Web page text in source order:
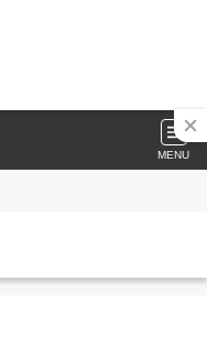
MENU